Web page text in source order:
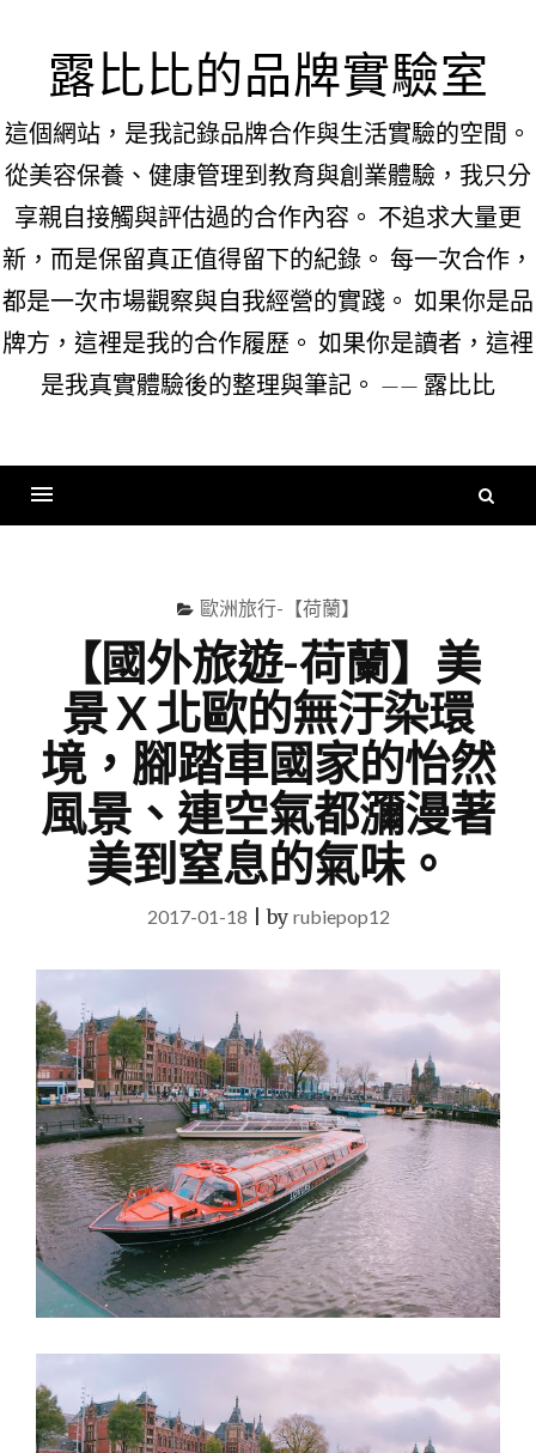
content露比比的品牌實驗室
這個網站，是我記錄品牌合作與生活實驗的空間。
從美容保養、健康管理到教育與創業體驗，我只分
享親自接觸與評估過的合作內容。 不追求大量更
新，而是保留真正值得留下的紀錄。 每一次合作，
都是一次市場觀察與自我經營的實踐。 如果你是品
牌方，這裡是我的合作履歷。 如果你是讀者，這裡
是我真實體驗後的整理與筆記。 —— 露比比
歐洲旅行-【荷蘭】
【國外旅遊-荷蘭】美
景 X 北歐的無汙染環
境，腳踏車國家的怡然
風景、連空氣都瀰漫著
美到窒息的氣味。
2017-01-18 |by rubiepop12